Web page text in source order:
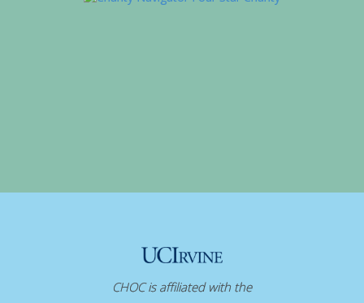
CHOC is affiliated with the